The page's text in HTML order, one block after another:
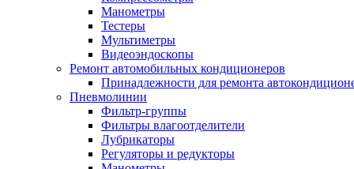
Манометры
Тестеры
Мультиметры
Видеоэндоскопы
Ремонт автомобильных кондиционеров
Принадлежности для ремонта
Пневмолинии
Фильтр-группы
Фильтры влагоотделители
Лубрикаторы
Регуляторы и редукторы